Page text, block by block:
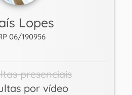
Lopes
06/190956
presenciais
por vídeo